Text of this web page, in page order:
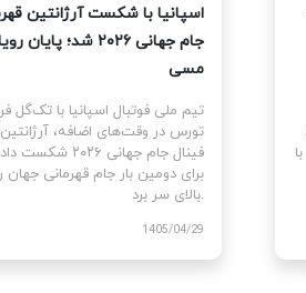
قرارگاه مرکزی خاتم الانبیا:
تنگه هرمز با اقتدار کامل اعمال
می‌شود
قرارگاه مرکزی خاتم الانبیا در
آورده است: مدیریت تنگه هرمز
نیروهای مسلح جمهوری اسلامی
اقتدار کامل اعمال می‌شود.